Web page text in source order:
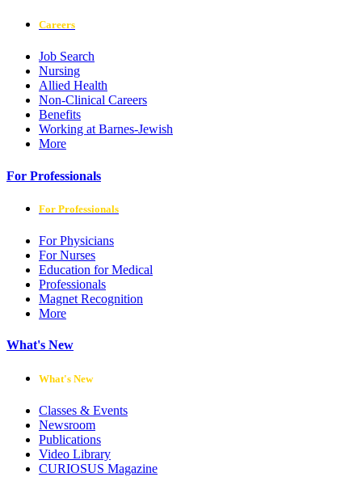
Careers
Job Search
Nursing
Allied Health
Non-Clinical Careers
Benefits
Working at Barnes-Jewish
More
For Professionals
For Professionals
For Physicians
For Nurses
Education for Medical
Professionals
Magnet Recognition
More
What's New
What's New
Classes & Events
Newsroom
Publications
Video Library
CURIOSUS Magazine